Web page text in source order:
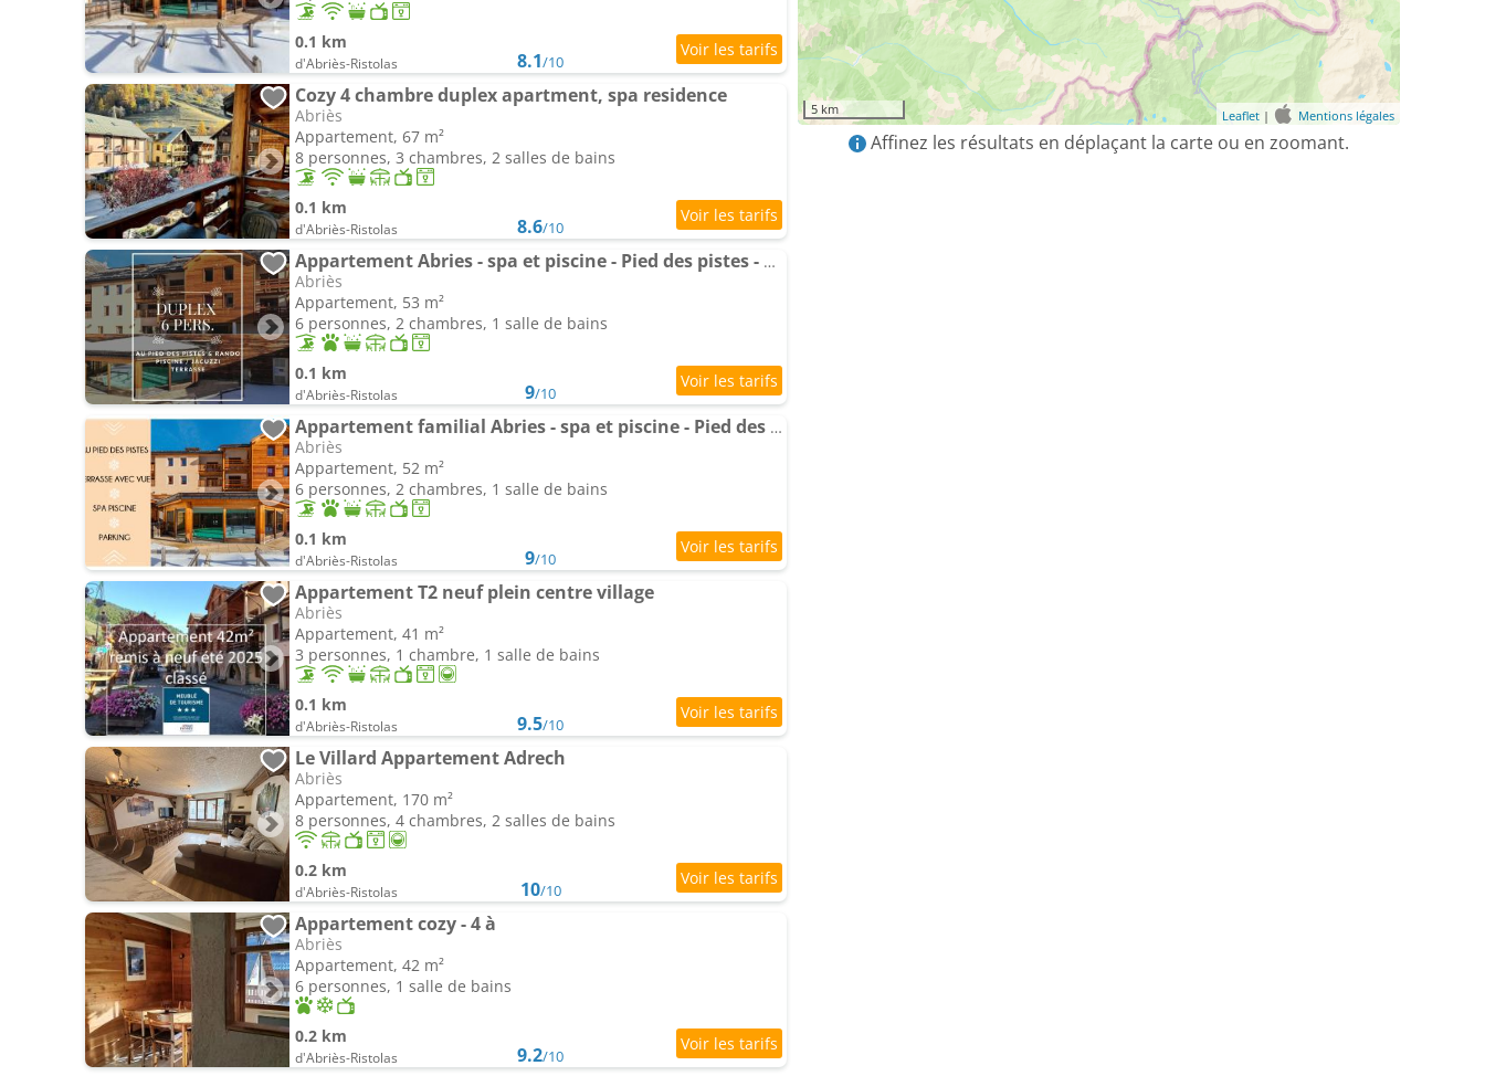
0.1 km
d'Abriès-Ristolas 8.1/10
Cozy 4 chambre duplex apartment, spa residence
Abriès
Appartement, 67 m²
8 personnes, 3 chambres, 2 salles de bains
0.1 km
d'Abriès-Ristolas 8.6/10
Appartement Abries - spa et piscine - Pied des pistes - Duplex - Résidence étoilée
Abriès
Appartement, 53 m²
6 personnes, 2 chambres, 1 salle de bains
0.1 km
d'Abriès-Ristolas 9/10
Appartement familial Abries - spa et piscine - Pied des pistes
Abriès
Appartement, 52 m²
6 personnes, 2 chambres, 1 salle de bains
0.1 km
d'Abriès-Ristolas 9/10
Appartement T2 neuf plein centre village
Abriès
Appartement, 41 m²
3 personnes, 1 chambre, 1 salle de bains
0.1 km
d'Abriès-Ristolas 9.5/10
Le Villard Appartement Adrech
Abriès
Appartement, 170 m²
8 personnes, 4 chambres, 2 salles de bains
0.2 km
d'Abriès-Ristolas 10/10
Appartement cozy - 4 à
Abriès
Appartement, 42 m²
6 personnes, 1 salle de bains
0.2 km
d'Abriès-Ristolas 9.2/10
5 km Leaflet | Mentions légales
Affinez les résultats en déplaçant la carte ou en zoomant.